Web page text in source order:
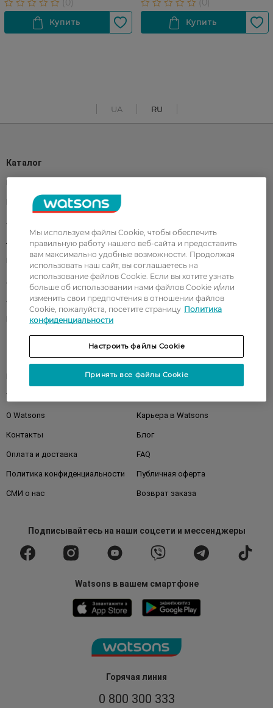
UA RU
Горячая линия
0 800 300 333
Каталог
Парфюмерия
Акции
Лицо Тело
Волосы
Аксессуары Дерматокосметика
Бренды
Клиентам
Магазины
Watsons Club
О Watsons Карьера в Watsons
Контакты Блог
Оплата и доставка FAQ
Политика конфиденциальности Публичная оферта
СМИ о нас Возврат заказа
Подписывайтесьна наши соцсети и мессенджеры
Watsons в вашем смартфоне
Мы используем файлы Cookie, чтобы обеспечить
правильную работу нашего веб-сайта и предоставить
вам максимально удобные возможности. Продолжая
использовать наш сайт, вы соглашаетесь на
использование файлов Cookie. Если вы хотите узнать
больше об использовании нами файлов Cookie и/или
изменить свои предпочтения в отношении файлов
Cookie, пожалуйста, посетите страницу Политика
конфиденциальности
Настроить файлы Cookie
Принять все файлы Cookie